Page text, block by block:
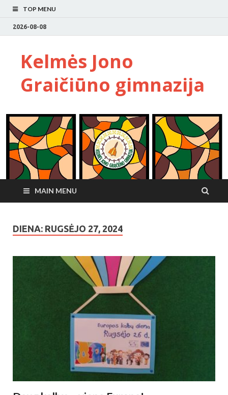
TOP MENU
2026-08-08
Kelmės Jono
Graičiūno gimnazija
MAIN MENU
DIENA: RUGSĖJO 27, 2024